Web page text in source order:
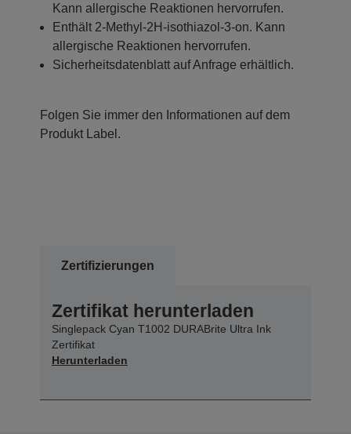
Kann allergische Reaktionen hervorrufen.
Enthält 2-Methyl-2H-isothiazol-3-on. Kann
allergische Reaktionen hervorrufen.
Sicherheitsdatenblatt auf Anfrage erhältlich.
Folgen Sie immer den Informationen auf dem
Produkt Label.
Zertifizierungen
Zertifikat herunterladen
Singlepack Cyan T1002 DURABrite Ultra Ink
Zertifikat
Herunterladen